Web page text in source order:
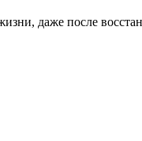
даже после